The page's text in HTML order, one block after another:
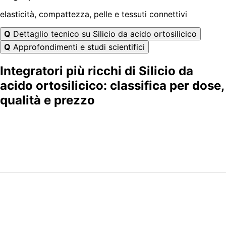
elasticità, compattezza, pelle e tessuti connettivi
Q Dettaglio tecnico su Silicio da acido ortosilicico
Q Approfondimenti e studi scientifici
Integratori più ricchi di Silicio da
acido ortosilicico: classifica per dose,
qualità e prezzo